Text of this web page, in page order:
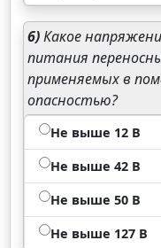
6)Какое
питания
применяемых в
опасностью?
Не выше 12 В
Не выше 42 В
Не выше 50 В
Не выше 127 В